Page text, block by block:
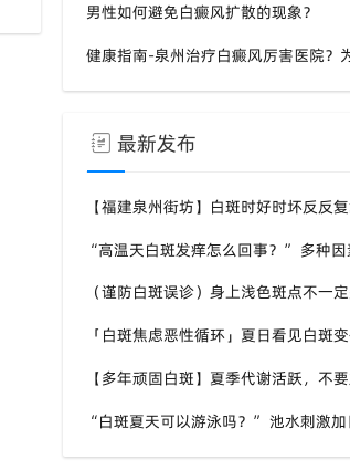
男性如何避免白癜风扩散的现象？
最新发布